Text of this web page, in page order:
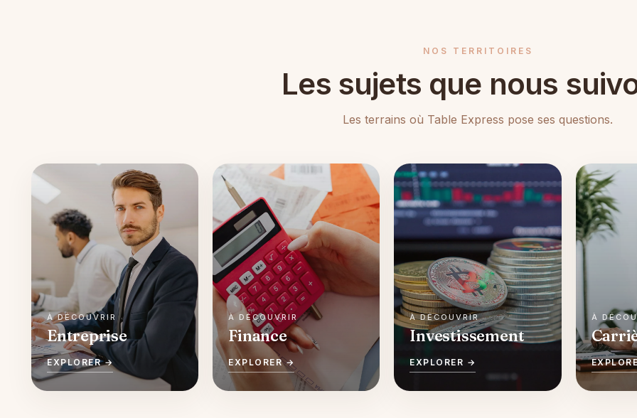
NOS TERRITOIRES
Les sujets que nous
Les terrains où Table Express pose ses questions.
Entreprise Finance Investissement